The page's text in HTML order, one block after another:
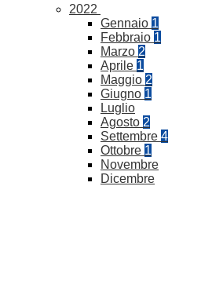
2022
Gennaio 1
Febbraio 1
Marzo 2
Aprile 1
Maggio 2
Giugno 1
Luglio
Agosto 2
Settembre 4
Ottobre 1
Novembre
Dicembre